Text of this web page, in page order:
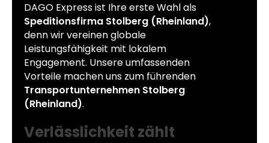
DAGO Express ist Ihre erste Wahl als
Speditionsfirma Stolberg (Rheinland),
denn wir vereinen globale
Leistungsfähigkeit mit lokalem
Engagement. Unsere umfassenden
Vorteile machen uns zum führenden
Transportunternehmen Stolberg
(Rheinland).
Verlässlichkeit zählt